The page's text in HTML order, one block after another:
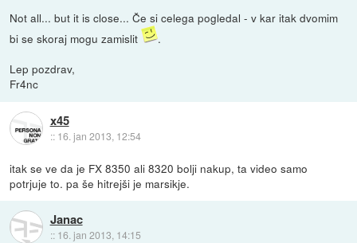
Not all... but it is close... Če si celega pogledal - v kar itak dvomim
bi se skoraj mogu zamislit
.
Lep pozdrav,
Fr4nc
x45
:: 16. jan 2013, 12:54
itak se ve da je FX 8350 ali 8320 bolji nakup, ta video samo
potrjuje to. pa še hitrejši je marsikje.
Janac
:: 16. jan 2013, 14:15